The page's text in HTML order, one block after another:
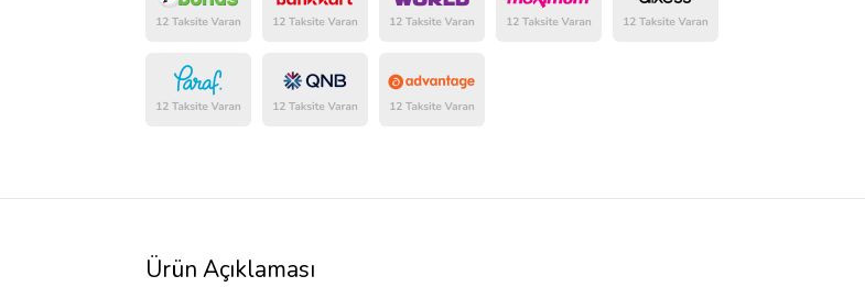
Ürün Açıklaması